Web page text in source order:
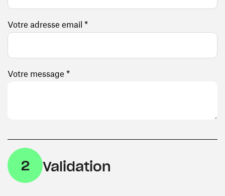
Votre adresse email *
Votre message *
2 Validation